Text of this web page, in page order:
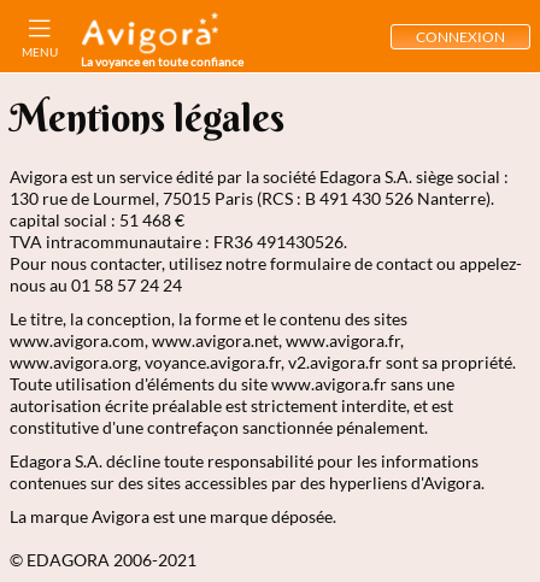
MENU
La voyance en toute confiance
CONNEXION
Mentions légales
Avigora est un service édité par la société Edagora S.A. siège social :
130 rue de Lourmel, 75015 Paris (RCS : B 491 430 526 Nanterre).
capital social : 51 468 €
TVA intracommunautaire : FR36 491430526.
Pour nous contacter, utilisez notre formulaire de contact ou appelez-
nous au 01 58 57 24 24
Le titre, la conception, la forme et le contenu des sites
www.avigora.com, www.avigora.net, www.avigora.fr,
www.avigora.org, voyance.avigora.fr, v2.avigora.fr sont sa propriété.
Toute utilisation d'éléments du site www.avigora.fr sans une
autorisation écrite préalable est strictement interdite, et est
constitutive d'une contrefaçon sanctionnée pénalement.
Edagora S.A. décline toute responsabilité pour les informations
contenues sur des sites accessibles par des hyperliens d'Avigora.
La marque Avigora est une marque déposée.
© EDAGORA 2006-2021